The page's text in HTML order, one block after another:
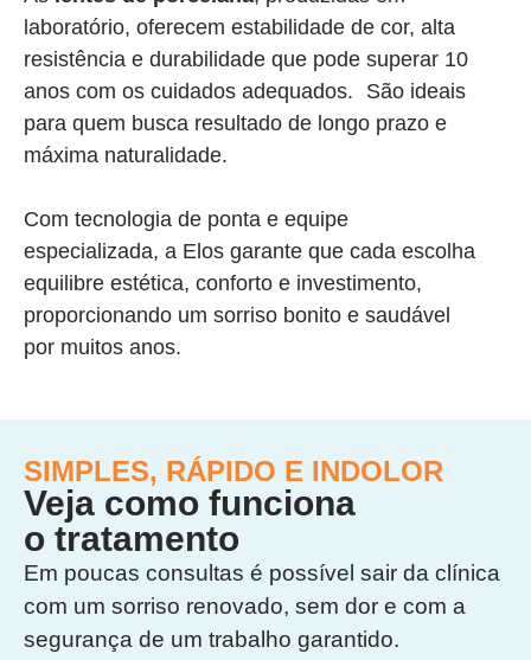
laboratório, oferecem estabilidade de cor, alta
resistência e durabilidade que pode superar 10
anos com os cuidados adequados. São ideais
para quem busca resultado de longo prazo e
máxima naturalidade.
Com tecnologia de ponta e equipe
especializada, a Elos garante que cada escolha
equilibre estética, conforto e investimento,
proporcionando um sorriso bonito e saudável
por muitos anos.
SIMPLES, RÁPIDO E INDOLOR
Veja como funciona
o tratamento
Em poucas consultas é possível sair da clínica
com um sorriso renovado, sem dor e com a
segurança de um trabalho garantido.